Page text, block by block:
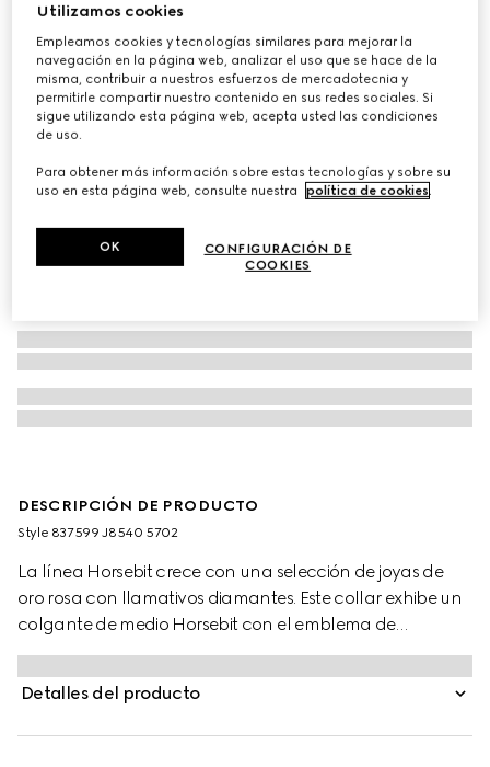
Collar Gucci Horsebit colgante diamante oro 18k
€ 2.250
DESCRIPCIÓN DE PRODUCTO
Style ‎837599 J8540 5702
La línea Horsebit crece con una selección de joyas de
oro rosa con llamativos diamantes. Este collar exhibe un
colgante de medio Horsebit con el emblema de
inspiración ecuestre.
Detalles del producto
Utilizamos cookies
Empleamos cookies y tecnologías similares para mejorar la
navegación en la página web, analizar el uso que se hace de la
misma, contribuir a nuestros esfuerzos de mercadotecnia y
permitirle compartir nuestro contenido en sus redes sociales. Si
sigue utilizando esta página web, acepta usted las condiciones
de uso.
Para obtener más información sobre estas tecnologías y sobre su
uso en esta página web, consulte nuestra
política de cookies
CONFIGURACIÓN DE
COOKIES
OK